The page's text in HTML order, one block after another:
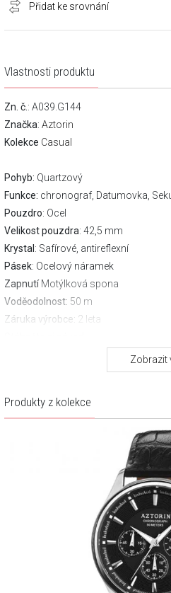
Vlastnosti produktu
Zn. č. : A039.G144
Značka: Aztorin
Kolekce Casual
Pohyb: Quartzový
Funkce: chronograf, Datumovka,
Pouzdro: Ocel
Velikost pouzdra: 42,5 mm
Krystal : Safírové, antireflexní
Pásek: Ocelový náramek
ZapnutíMotýlková spona
Voděodolnost: 50 m
Záruka výrobce: 2 leta
Zobrazit
Přidat ke srovnání
Produkty z kolekce